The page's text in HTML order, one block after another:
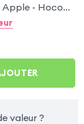
- Hoco
valeur ?